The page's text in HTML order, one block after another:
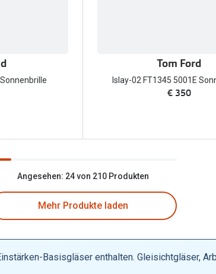
Tom Ford
Islay-02 FT1345 5001E
€ 350
Angesehen: 24 von 210 Produkten
Mehr Produkte laden
Basisgläser enthalten. Gleisichtgläser,